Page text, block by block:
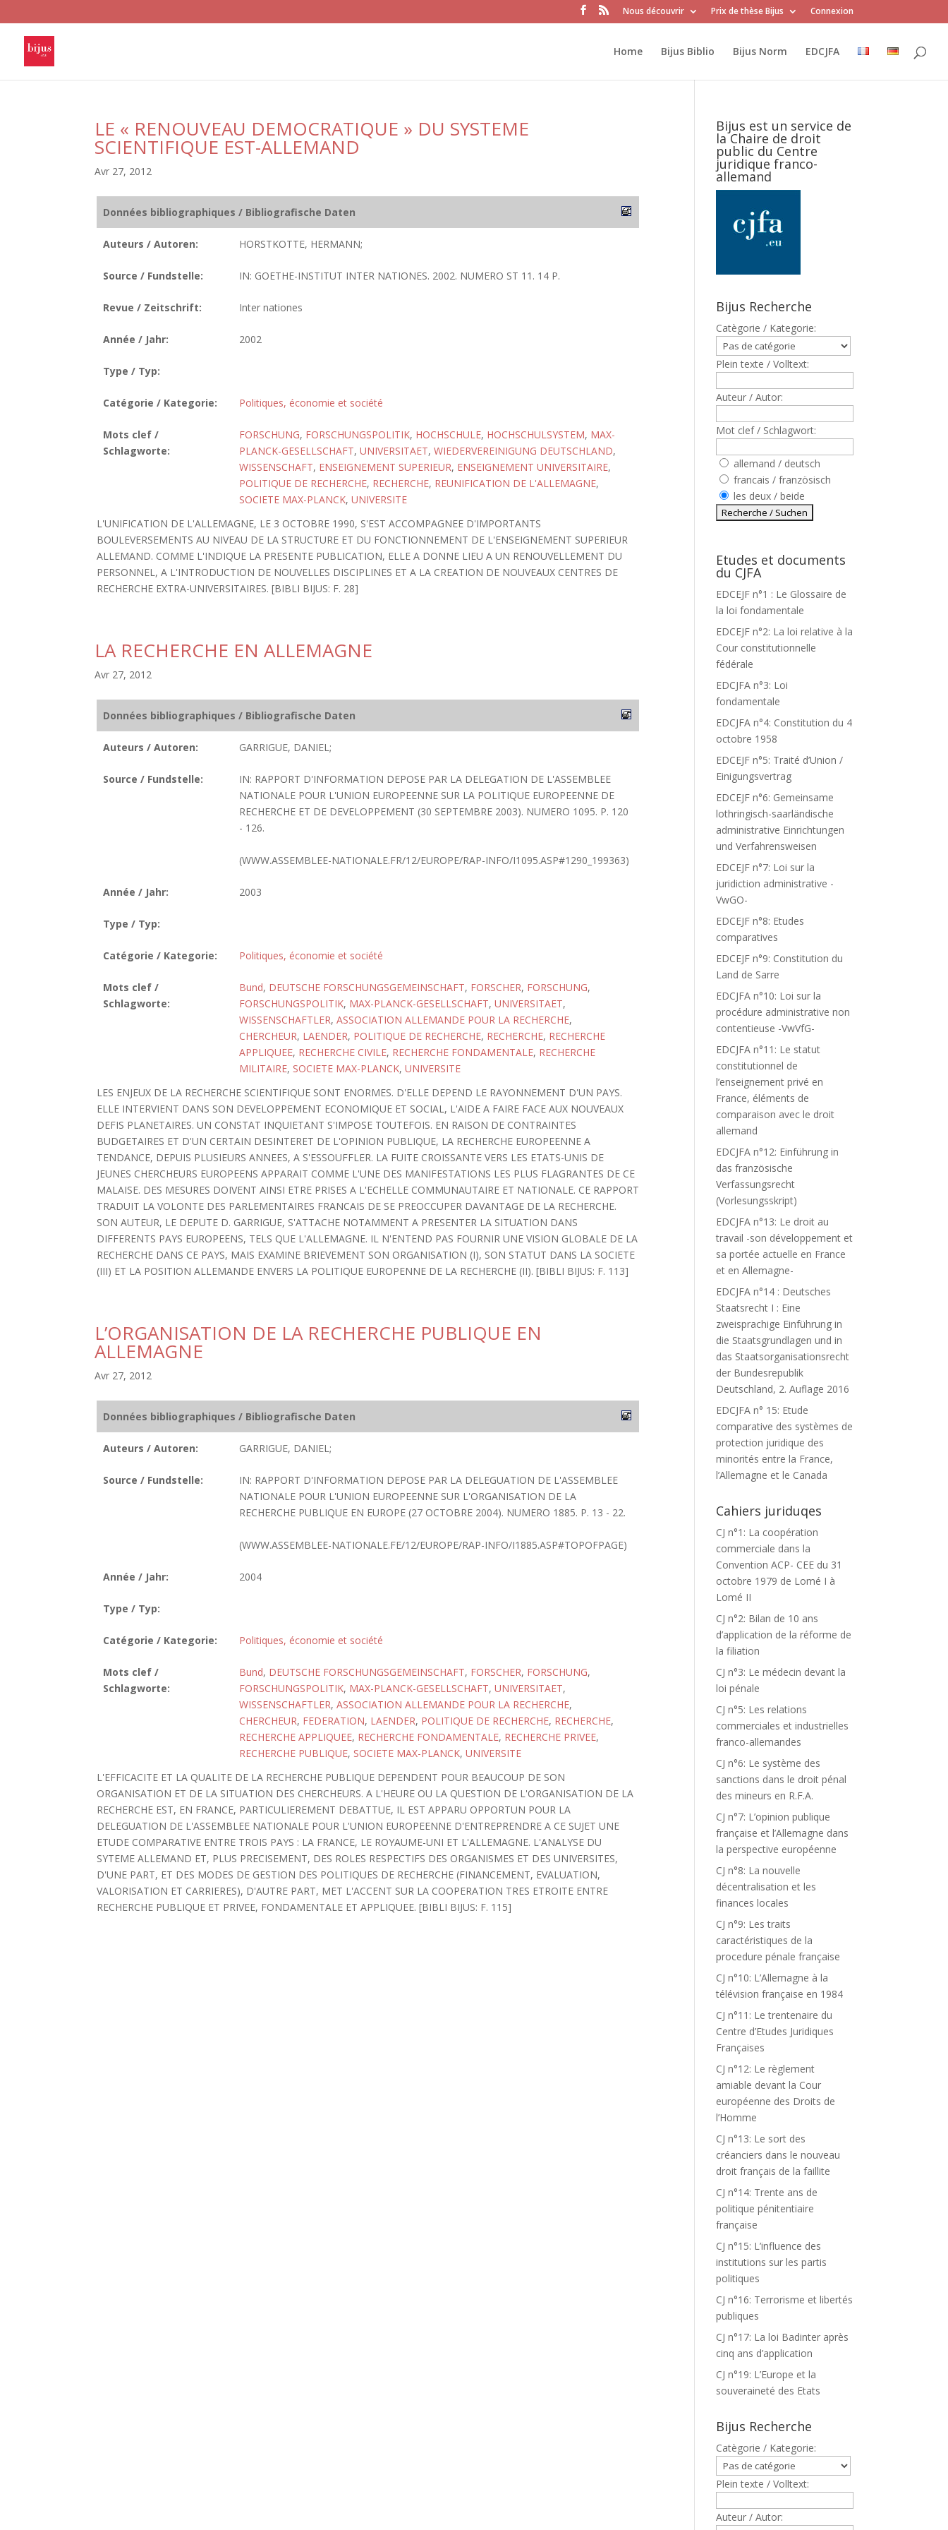
Nous découvrir Prix de thèse Bijus Connexion
Home Bijus Biblio Bijus Norm EDCJFA
LE « RENOUVEAU DEMOCRATIQUE » DU SYSTEME
SCIENTIFIQUE EST-ALLEMAND
Avr 27, 2012
Données bibliographiques / Bibliografische Daten
Auteurs / Autoren: HORSTKOTTE, HERMANN;
Source / Fundstelle: IN: GOETHE-INSTITUT INTER NATIONES. 2002. NUMERO ST 11. 14 P.
Revue / Zeitschrift: Inter nationes
Année / Jahr: 2002
Type / Typ:
Catégorie / Kategorie: Politiques, économie et société
Mots clef /
Schlagworte:
FORSCHUNG, FORSCHUNGSPOLITIK, HOCHSCHULE, HOCHSCHULSYSTEM, MAX-
PLANCK-GESELLSCHAFT, UNIVERSITAET, WIEDERVEREINIGUNG DEUTSCHLAND,
WISSENSCHAFT, ENSEIGNEMENT SUPERIEUR, ENSEIGNEMENT UNIVERSITAIRE,
POLITIQUE DE RECHERCHE, RECHERCHE, REUNIFICATION DE L'ALLEMAGNE,
SOCIETE MAX-PLANCK, UNIVERSITE
L'UNIFICATION DE L'ALLEMAGNE, LE 3 OCTOBRE 1990, S'EST ACCOMPAGNEE D'IMPORTANTS
BOULEVERSEMENTS AU NIVEAU DE LA STRUCTURE ET DU FONCTIONNEMENT DE L'ENSEIGNEMENT SUPERIEUR
ALLEMAND. COMME L'INDIQUE LA PRESENTE PUBLICATION, ELLE A DONNE LIEU A UN RENOUVELLEMENT DU
PERSONNEL, A L'INTRODUCTION DE NOUVELLES DISCIPLINES ET A LA CREATION DE NOUVEAUX CENTRES DE
RECHERCHE EXTRA-UNIVERSITAIRES. [BIBLI BIJUS: F. 28]
LA RECHERCHE EN ALLEMAGNE
Avr 27, 2012
Données bibliographiques / Bibliografische Daten
Auteurs / Autoren: GARRIGUE, DANIEL;
Source / Fundstelle:
IN: RAPPORT D'INFORMATION DEPOSE PAR LA DELEGATION DE L'ASSEMBLEE
NATIONALE POUR L'UNION EUROPEENNE SUR LA POLITIQUE EUROPEENNE DE
RECHERCHE ET DE DEVELOPPEMENT (30 SEPTEMBRE 2003). NUMERO 1095. P. 120
- 126.
(WWW.ASSEMBLEE-NATIONALE.FR/12/EUROPE/RAP-INFO/I1095.ASP#1290_199363)
Année / Jahr: 2003
Type / Typ:
Catégorie / Kategorie: Politiques, économie et société
Mots clef /
Schlagworte:
Bund, DEUTSCHE FORSCHUNGSGEMEINSCHAFT, FORSCHER, FORSCHUNG,
FORSCHUNGSPOLITIK, MAX-PLANCK-GESELLSCHAFT, UNIVERSITAET,
WISSENSCHAFTLER, ASSOCIATION ALLEMANDE POUR LA RECHERCHE,
CHERCHEUR, LAENDER, POLITIQUE DE RECHERCHE, RECHERCHE, RECHERCHE
APPLIQUEE, RECHERCHE CIVILE, RECHERCHE FONDAMENTALE, RECHERCHE
MILITAIRE, SOCIETE MAX-PLANCK, UNIVERSITE
LES ENJEUX DE LA RECHERCHE SCIENTIFIQUE SONT ENORMES. D'ELLE DEPEND LE RAYONNEMENT D'UN PAYS.
ELLE INTERVIENT DANS SON DEVELOPPEMENT ECONOMIQUE ET SOCIAL, L'AIDE A FAIRE FACE AUX NOUVEAUX
DEFIS PLANETAIRES. UN CONSTAT INQUIETANT S'IMPOSE TOUTEFOIS. EN RAISON DE CONTRAINTES
BUDGETAIRES ET D'UN CERTAIN DESINTERET DE L'OPINION PUBLIQUE, LA RECHERCHE EUROPEENNE A
TENDANCE, DEPUIS PLUSIEURS ANNEES, A S'ESSOUFFLER. LA FUITE CROISSANTE VERS LES ETATS-UNIS DE
JEUNES CHERCHEURS EUROPEENS APPARAIT COMME L'UNE DES MANIFESTATIONS LES PLUS FLAGRANTES DE CE
MALAISE. DES MESURES DOIVENT AINSI ETRE PRISES A L'ECHELLE COMMUNAUTAIRE ET NATIONALE. CE RAPPORT
TRADUIT LA VOLONTE DES PARLEMENTAIRES FRANCAIS DE SE PREOCCUPER DAVANTAGE DE LA RECHERCHE.
SON AUTEUR, LE DEPUTE D. GARRIGUE, S'ATTACHE NOTAMMENT A PRESENTER LA SITUATION DANS
DIFFERENTS PAYS EUROPEENS, TELS QUE L'ALLEMAGNE. IL N'ENTEND PAS FOURNIR UNE VISION GLOBALE DE LA
RECHERCHE DANS CE PAYS, MAIS EXAMINE BRIEVEMENT SON ORGANISATION (I), SON STATUT DANS LA SOCIETE
(III) ET LA POSITION ALLEMANDE ENVERS LA POLITIQUE EUROPENNE DE LA RECHERCHE (II). [BIBLI BIJUS: F. 113]
L’ORGANISATION DE LA RECHERCHE PUBLIQUE EN
ALLEMAGNE
Avr 27, 2012
Données bibliographiques / Bibliografische Daten
Auteurs / Autoren: GARRIGUE, DANIEL;
Source / Fundstelle:
IN: RAPPORT D'INFORMATION DEPOSE PAR LA DELEGUATION DE L'ASSEMBLEE
NATIONALE POUR L'UNION EUROPEENNE SUR L'ORGANISATION DE LA
RECHERCHE PUBLIQUE EN EUROPE (27 OCTOBRE 2004). NUMERO 1885. P. 13 - 22.
(WWW.ASSEMBLEE-NATIONALE.FE/12/EUROPE/RAP-INFO/I1885.ASP#TOPOFPAGE)
Année / Jahr: 2004
Type / Typ:
Catégorie / Kategorie: Politiques, économie et société
Mots clef /
Schlagworte:
Bund, DEUTSCHE FORSCHUNGSGEMEINSCHAFT, FORSCHER, FORSCHUNG,
FORSCHUNGSPOLITIK, MAX-PLANCK-GESELLSCHAFT, UNIVERSITAET,
WISSENSCHAFTLER, ASSOCIATION ALLEMANDE POUR LA RECHERCHE,
CHERCHEUR, FEDERATION, LAENDER, POLITIQUE DE RECHERCHE, RECHERCHE,
RECHERCHE APPLIQUEE, RECHERCHE FONDAMENTALE, RECHERCHE PRIVEE,
RECHERCHE PUBLIQUE, SOCIETE MAX-PLANCK, UNIVERSITE
L'EFFICACITE ET LA QUALITE DE LA RECHERCHE PUBLIQUE DEPENDENT POUR BEAUCOUP DE SON
ORGANISATION ET DE LA SITUATION DES CHERCHEURS. A L'HEURE OU LA QUESTION DE L'ORGANISATION DE LA
RECHERCHE EST, EN FRANCE, PARTICULIEREMENT DEBATTUE, IL EST APPARU OPPORTUN POUR LA
DELEGUATION DE L'ASSEMBLEE NATIONALE POUR L'UNION EUROPEENNE D'ENTREPRENDRE A CE SUJET UNE
ETUDE COMPARATIVE ENTRE TROIS PAYS : LA FRANCE, LE ROYAUME-UNI ET L'ALLEMAGNE. L'ANALYSE DU
SYTEME ALLEMAND ET, PLUS PRECISEMENT, DES ROLES RESPECTIFS DES ORGANISMES ET DES UNIVERSITES,
D'UNE PART, ET DES MODES DE GESTION DES POLITIQUES DE RECHERCHE (FINANCEMENT, EVALUATION,
VALORISATION ET CARRIERES), D'AUTRE PART, MET L'ACCENT SUR LA COOPERATION TRES ETROITE ENTRE
RECHERCHE PUBLIQUE ET PRIVEE, FONDAMENTALE ET APPLIQUEE. [BIBLI BIJUS: F. 115]
Bijus est un service de
la Chaire de droit
public du Centre
juridique franco-
allemand
Bijus Recherche
Catègorie / Kategorie:
Plein texte / Volltext:
Auteur / Autor:
Mot clef / Schlagwort:
allemand / deutsch
francais / französisch
les deux / beide
Etudes et documents
du CJFA
EDCEJF n°1 : Le Glossaire de
la loi fondamentale
EDCEJF n°2: La loi relative à la
Cour constitutionnelle
fédérale
EDCJFA n°3: Loi
fondamentale
EDCJFA n°4: Constitution du 4
octobre 1958
EDCEJF n°5: Traité d’Union /
Einigungsvertrag
EDCEJF n°6: Gemeinsame
lothringisch-saarländische
administrative Einrichtungen
und Verfahrensweisen
EDCEJF n°7: Loi sur la
juridiction administrative -
VwGO-
EDCEJF n°8: Etudes
comparatives
EDCEJF n°9: Constitution du
Land de Sarre
EDCJFA n°10: Loi sur la
procédure administrative non
contentieuse -VwVfG-
EDCJFA n°11: Le statut
constitutionnel de
l’enseignement privé en
France, éléments de
comparaison avec le droit
allemand
EDCJFA n°12: Einführung in
das französische
Verfassungsrecht
(Vorlesungsskript)
EDCJFA n°13: Le droit au
travail -son développement et
sa portée actuelle en France
et en Allemagne-
EDCJFA n°14 : Deutsches
Staatsrecht I : Eine
zweisprachige Einführung in
die Staatsgrundlagen und in
das Staatsorganisationsrecht
der Bundesrepublik
Deutschland, 2. Auflage 2016
EDCJFA n° 15: Etude
comparative des systèmes de
protection juridique des
minorités entre la France,
l’Allemagne et le Canada
Cahiers juriduqes
CJ n°1: La coopération
commerciale dans la
Convention ACP- CEE du 31
octobre 1979 de Lomé I à
Lomé II
CJ n°2: Bilan de 10 ans
d’application de la réforme de
la filiation
CJ n°3: Le médecin devant la
loi pénale
CJ n°5: Les relations
commerciales et industrielles
franco-allemandes
CJ n°6: Le système des
sanctions dans le droit pénal
des mineurs en R.F.A.
CJ n°7: L’opinion publique
française et l’Allemagne dans
la perspective européenne
CJ n°8: La nouvelle
décentralisation et les
finances locales
CJ n°9: Les traits
caractéristiques de la
procedure pénale française
CJ n°10: L’Allemagne à la
télévision française en 1984
CJ n°11: Le trentenaire du
Centre d’Etudes Juridiques
Françaises
CJ n°12: Le règlement
amiable devant la Cour
européenne des Droits de
l’Homme
CJ n°13: Le sort des
créanciers dans le nouveau
droit français de la faillite
CJ n°14: Trente ans de
politique pénitentiaire
française
CJ n°15: L’influence des
institutions sur les partis
politiques
CJ n°16: Terrorisme et libertés
publiques
CJ n°17: La loi Badinter après
cinq ans d’application
CJ n°19: L’Europe et la
souveraineté des Etats
Bijus Recherche
Catègorie / Kategorie:
Plein texte / Volltext:
Auteur / Autor: